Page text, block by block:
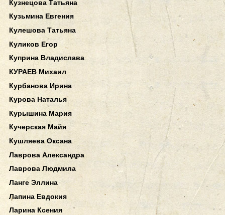
Кузнецова Татьяна
Кузьмина Евгения
Кулешова Татьяна
Куликов Егор
Куприна Владислава
КУРАЕВ Михаил
Курбанова Ирина
Курова Наталья
Курышина Мария
Кучерская Майя
Кушляева Оксана
Лаврова Александра
Лаврова Людмила
Ланге Эллина
Лапина Евдокия
Ларина Ксения